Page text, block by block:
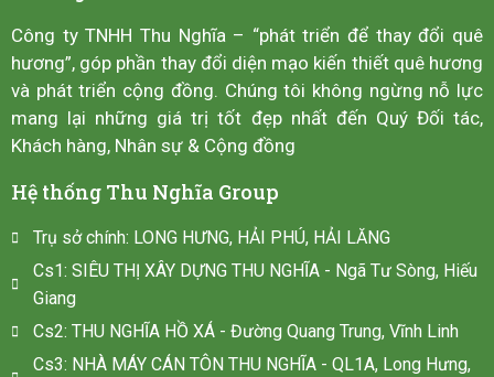
Công ty TNHH Thu Nghĩa – “phát triển để thay đổi quê
hương”, góp phần thay đổi diện mạo kiến thiết quê hương
và phát triển cộng đồng. Chúng tôi không ngừng nỗ lực
mang lại những giá trị tốt đẹp nhất đến Quý Đối tác,
Khách hàng, Nhân sự & Cộng đồng
Hệ thống Thu Nghĩa Group
Trụ sở chính: LONG HƯNG, HẢI PHÚ, HẢI LĂNG
Cs1: SIÊU THỊ XÂY DỰNG THU NGHĨA - Ngã Tư Sòng, Hiếu
Giang
Cs2: THU NGHĨA HỒ XÁ - Đường Quang Trung, Vĩnh Linh
Cs3: NHÀ MÁY CÁN TÔN THU NGHĨA - QL1A, Long Hưng,